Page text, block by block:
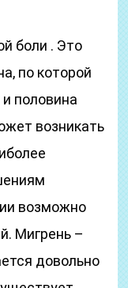
боли . Это
по которой
половина
возникать
возможно
Мигрень –
довольно